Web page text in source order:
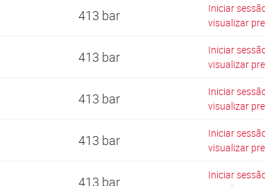
413 bar
Iniciar
visualizar
413 bar
Iniciar
visualizar
413 bar
Iniciar
visualizar
413 bar
Iniciar
visualizar
413 bar
Iniciar